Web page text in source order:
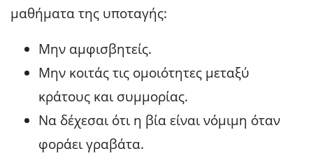
μαθήματα της υποταγής:
Μην αμφισβητείς.
Μην κοιτάς τις ομοιότητες μεταξύ
κράτους και συμμορίας.
Να δέχεσαι ότι η βία είναι νόμιμη όταν
φοράει γραβάτα.